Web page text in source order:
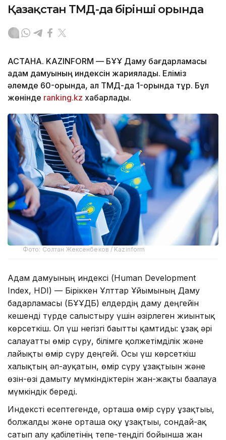
Қазақстан ТМД-да бірінші орында
АСТАНА. KAZINFORM — БҰҰ Даму бағдарламасы
адам дамуының индексін жариялады. Еліміз
әлемде 60-орында, ал ТМД-да 1-орында тұр. Бұл
жөнінде ranking.kz хабарлады.
Фото: Солтан Жексенбеков / Kazinform
Адам дамуының индексі (Human Development
Index, HDI) — Біріккен Ұлттар Ұйымының Даму
бағдарламасы (БҰҰДБ) елдердің даму деңгейін
кешенді түрде салыстыру үшін әзірлеген жиынтық
көрсеткіш. Ол үш негізгі бағытты қамтиды: ұзақ әрі
салауатты өмір сүру, білімге қолжетімділік және
лайықты өмір сүру деңгейі. Осы үш көрсеткіш
халықтың әл-ауқатын, өмір сүру ұзақтығын және
өзін-өзі дамыту мүмкіндіктерін жан-жақты бағалауға
мүмкіндік береді.
Индексті есептегенде, орташа өмір сүру ұзақтығы,
болжалды және орташа оқу ұзақтығы, сондай-ақ
сатып алу қабілетінің тепе-теңдігі бойынша жан